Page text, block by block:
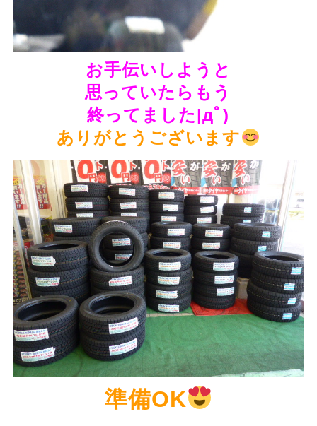
お手伝いしようと
思っていたらもう
終ってました|дﾟ)
ありがとうございます
準備OK